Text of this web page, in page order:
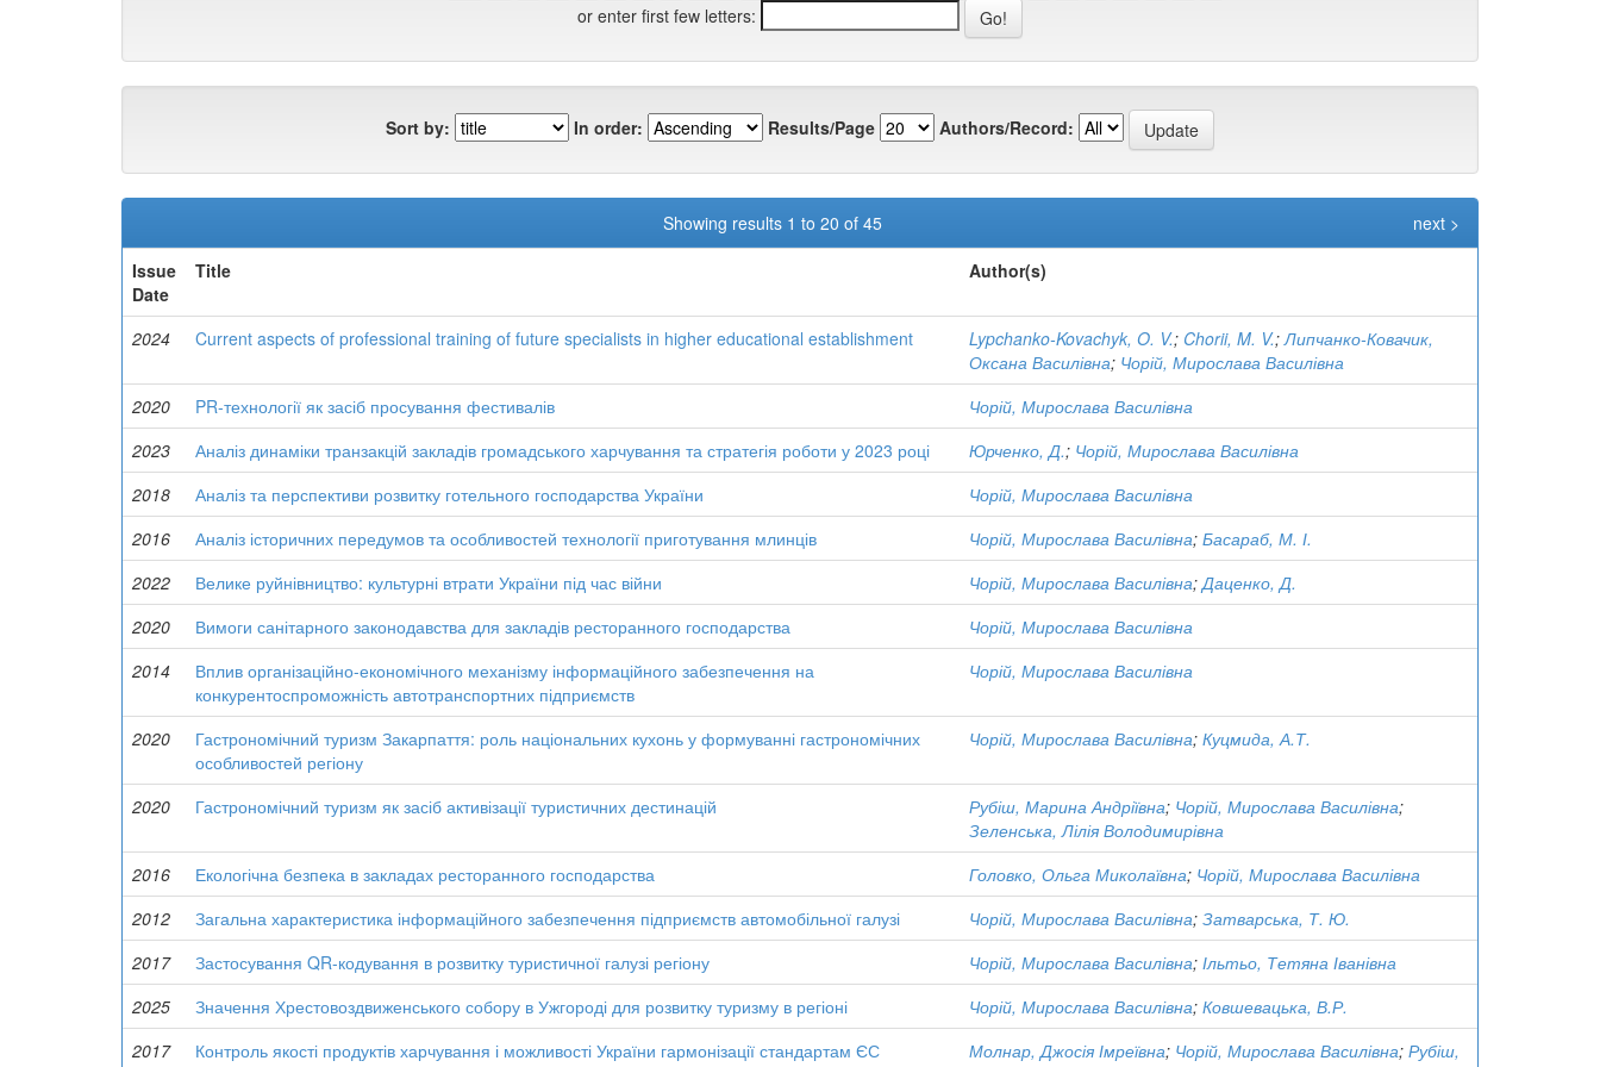
or enter first few letters:
Sort by: In order: Results/Page Authors/Record:
Showing results 1 to 20 of 45
next >
Issue
Date
Title Author(s)
2024 Current aspects of professional training of future specialists in higher educational establishment Lypchanko-Kovachyk, O. V.; Chorii, M. V.;Липчанко-Ковачик,
Оксана Василівна; Чорій, Мирослава Василівна
2020
PR-технології як засіб просування фестивалів
Чорій, Мирослава Василівна
2023
Аналіз динаміки транзакцій закладів громадського харчування та стратегія роботи у 2023 році Юрченко, Д.; Чорій, Мирослава Василівна
2018
Аналіз та перспективи розвитку готельного господарства України
Чорій, Мирослава Василівна
2016
Аналіз історичних передумов та особливостей технології приготування млинців Чорій, Мирослава Василівна; Басараб, М. І.
2022
Велике руйнівництво: культурні втрати України під час війни Чорій, Мирослава Василівна;Даценко, Д.
2020
Вимоги санітарного законодавства для закладів ресторанного господарства
Чорій, Мирослава Василівна
2014
Вплив організаційно-економічного механізму інформаційного забезпечення на
конкурентоспроможність автотранспортних підприємств
Чорій, Мирослава Василівна
2020
Гастрономічний туризм Закарпаття: роль національних кухонь у формуванні гастрономічних
особливостей регіону
Чорій, Мирослава Василівна; Куцмида, А.Т.
2020 Гастрономічний туризм як засіб активізації туристичних дестинацій Рубіш, Марина Андріївна; Чорій, Мирослава Василівна;
Зеленська, Лілія Володимирівна
2016
Екологічна безпека в закладах ресторанного господарства Головко, Ольга Миколаївна; Чорій, Мирослава Василівна
2012
Загальна характеристика інформаційного забезпечення підприємств автомобільної галузі Чорій, Мирослава Василівна; Затварська, Т. Ю.
2017
Застосування QR-кодування в розвитку туристичної галузі регіону Чорій, Мирослава Василівна; Ільтьо, Тетяна Іванівна
2025
Значення Хрестовоздвиженського собору в Ужгороді для розвитку туризму в регіоні Чорій, Мирослава Василівна; Ковшевацька, В.Р.
2017
Контроль якості продуктів харчування і можливості України гармонізації стандартам ЄС Молнар, Джосія Імреївна; Чорій, Мирослава Василівна; Рубіш,